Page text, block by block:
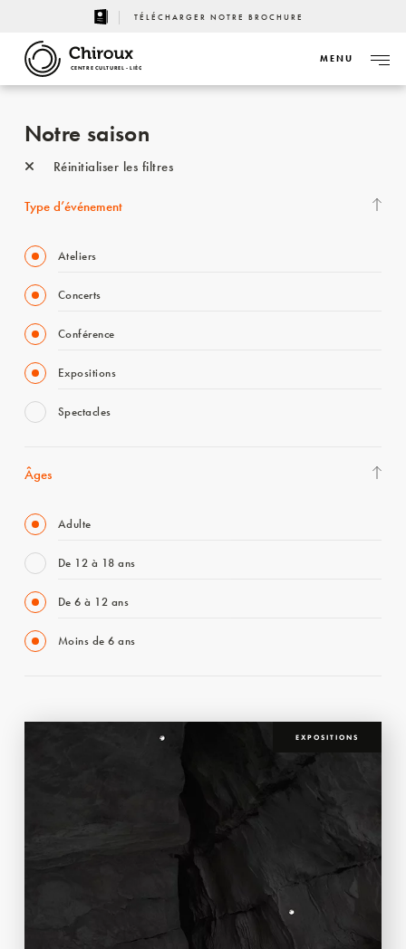
TÉLÉCHARGER NOTRE BROCHURE
CENTRE CULTUREL - LIÈGE
MENU
Notre saison
Réinitialiser les filtres
Type d’événement
Ateliers
Concerts
Conférence
Expositions
Spectacles
Âges
Adulte
De 12 à 18 ans
De 6 à 12 ans
Moins de 6 ans
EXPOSITIONS